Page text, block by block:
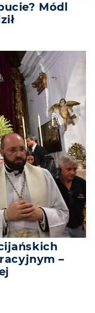
Módl
–